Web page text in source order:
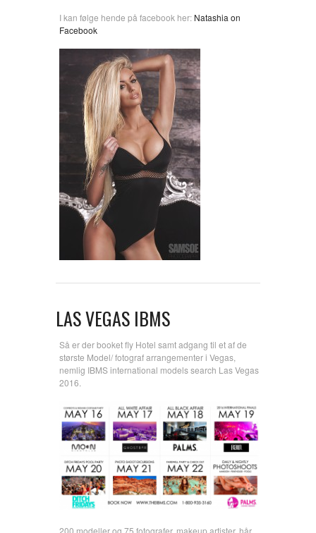
I kan følge hende på facebook her: Natashia on
Facebook
LAS VEGAS IBMS
Så er der booket fly Hotel samt adgang til et af de
største Model/ fotograf arrangementer i Vegas,
nemlig IBMS international models search Las Vegas
2016.